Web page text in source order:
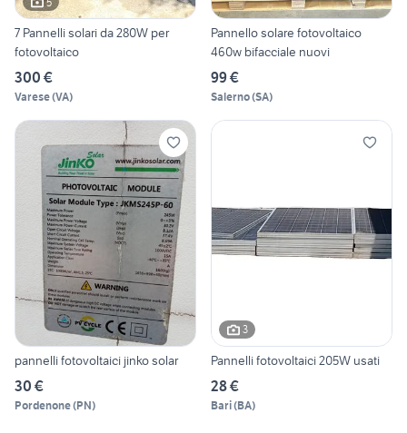
7 Pannelli solari da 280W per
fotovoltaico
300 €
Varese(VA)
Pannello solare fotovoltaico
460w bifacciale nuovi
99 €
Salerno(SA)
pannelli fotovoltaici jinko solar
30 €
Pordenone(PN)
3
Pannelli fotovoltaici 205W usati
28 €
Bari(BA)